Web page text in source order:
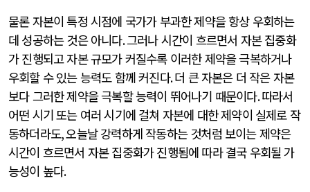
물론 자본이 특정 시점에 국가가 부과한 제약을 항상 우회하는
데 성공하는 것은 아니다.그러나 시간이 흐르면서 자본 집중화
가 진행되고 자본 규모가 커질수록 이러한 제약을 극복하거나
우회할 수 있는 능력도 함께 커진다.더 큰 자본은 더 작은 자본
보다 그러한 제약을 극복할 능력이 뛰어나기 때문이다.따라서
어떤 시기 또는 여러 시기에 걸쳐 자본에 대한 제약이 실제로 작
동하더라도,오늘날 강력하게 작동하는 것처럼 보이는 제약은
시간이 흐르면서 자본 집중화가 진행됨에 따라 결국 우회될 가
능성이 높다.